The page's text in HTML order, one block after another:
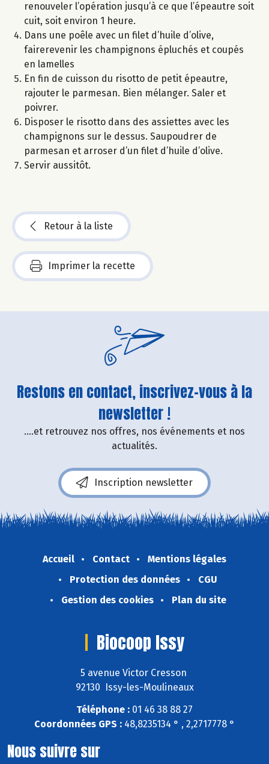
renouveler l’opération jusqu’à ce que l’épeautre soit
cuit, soit environ 1 heure.
Dans une poêle avec un filet d’huile d’olive,
fairerevenir les champignons épluchés et coupés
en lamelles
En fin de cuisson du risotto de petit épeautre,
rajouter le parmesan. Bien mélanger. Saler et
poivrer.
Disposer le risotto dans des assiettes avec les
champignons sur le dessus. Saupoudrer de
parmesan et arroser d’un filet d’huile d’olive.
Servir aussitôt.
Retour à la liste
Imprimer la recette
Restons en contact, inscrivez-vous à la
newsletter !
....et retrouvez nos offres, nos événements et nos
actualités.
Inscription newsletter
Accueil Contact
Mentions légales
Protection des données
CGU
Gestion des cookies
Plan du site
Biocoop Issy
5 avenue Victor Cresson
92130 Issy-les-Moulineaux
Téléphone : 01 46 38 88 27
Coordonnées GPS : 48,8235134 ° , 2,2717778 °
Nous suivre sur